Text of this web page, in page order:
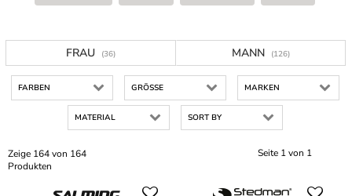
FRAU (36) MANN (126)
FARBEN GRÖSSE MARKEN
MATERIAL SORT BY
Seite 1 von 1
Zeige 164 von 164
Produkten